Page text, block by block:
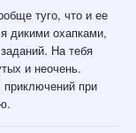
туго, что и ее
дикими охапками,
На тебя
и неочень.
при